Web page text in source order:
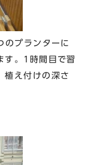
プランターに
す。1時間目で習
植え付けの深さ